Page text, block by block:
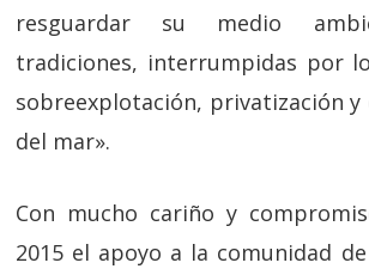
resguardar su medio
tradiciones, interrumpidas por
sobreexplotación, privatización y
del mar».
Con mucho cariño y
2015 el apoyo a la comunidad